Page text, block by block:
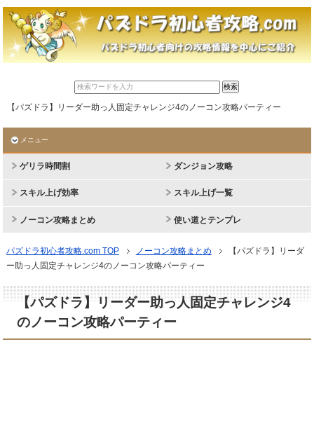
【パズドラ】リーダー助っ人固定チャレンジ4のノーコン攻略パーティー
メニュー
ゲリラ時間割 ダンジョン攻略
スキル上げ効率 スキル上げ一覧
ノーコン攻略まとめ 使い道とテンプレ
パズドラ初心者攻略.com TOP ノーコン攻略まとめ
【パズドラ】リーダ
ー助っ人固定チャレンジ4のノーコン攻略パーティー
【パズドラ】リーダー助っ人固定チャレンジ4
のノーコン攻略パーティー